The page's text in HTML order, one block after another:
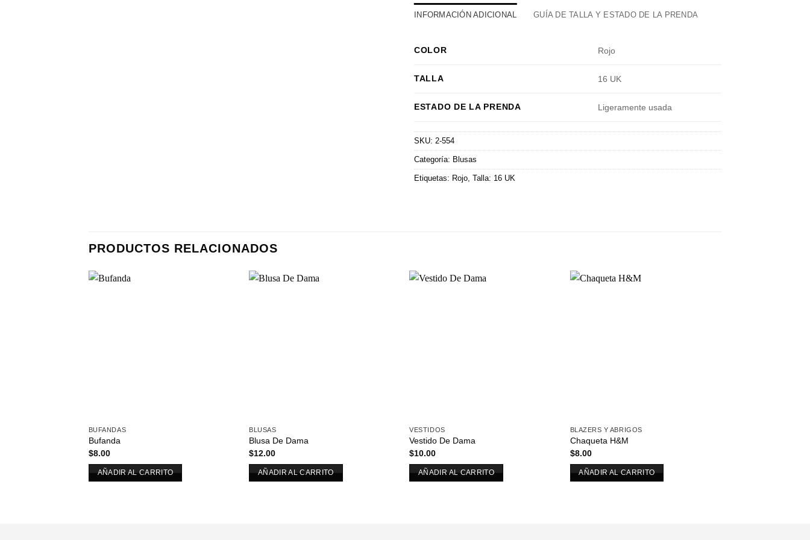
INFORMACIÓN ADICIONAL GUÍA DE TALLA Y ESTADO DE LA PRENDA
COLOR Rojo
TALLA 16 UK
ESTADO DE LA PRENDA Ligeramente usada
SKU: 2-554
Categoría: Blusas
Etiquetas: Rojo, Talla: 16 UK
PRODUCTOS RELACIONADOS
BUFANDAS
Bufanda
$8.00
AÑADIR AL CARRITO
BLUSAS
Blusa De Dama
$12.00
AÑADIR AL CARRITO
VESTIDOS
Vestido De Dama
$10.00
AÑADIR AL CARRITO
BLAZERS Y ABRIGOS
Chaqueta H&M
$8.00
AÑADIR AL CARRITO